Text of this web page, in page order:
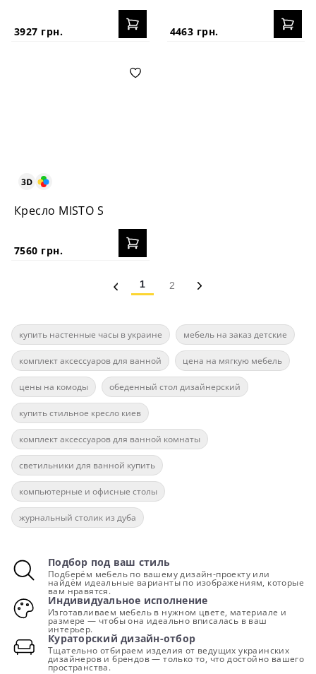
3927 грн. 4463 грн.
Креcло MISTO S
7560 грн.
1 2
купить настенные часы в украине мебель на заказ детские
комплект аксессуаров для ванной цена на мягкую мебель
цены на комоды обеденный стол дизайнерский
купить стильное кресло киев
комплект аксессуаров для ванной комнаты
светильники для ванной купить
компьютерные и офисные столы
журнальный столик из дуба
Подбор под ваш стиль
Подберём мебель по вашему дизайн-проекту или
найдём идеальные варианты по изображениям, которые
вам нравятся.
Индивидуальное исполнение
Изготавливаем мебель в нужном цвете, материале и
размере — чтобы она идеально вписалась в ваш
интерьер.
Кураторский дизайн-отбор
Тщательно отбираем изделия от ведущих украинских
дизайнеров и брендов — только то, что достойно вашего
пространства.